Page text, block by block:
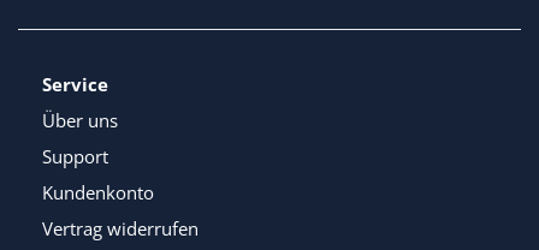
Service
Über uns
Support
Kundenkonto
Vertrag widerrufen